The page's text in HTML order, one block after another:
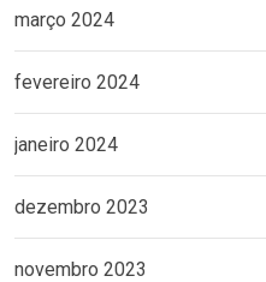
março 2024
fevereiro 2024
janeiro 2024
dezembro 2023
novembro 2023